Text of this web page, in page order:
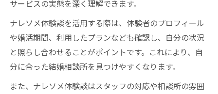
サービスの実態を深く理解できます。
ナレソメ体験談を活用する際は、体験者のプロフィール
や婚活期間、利用したプランなども確認し、自分の状況
と照らし合わせることがポイントです。これにより、自
分に合った結婚相談所を見つけやすくなります。
また、ナレソメ体験談はスタッフの対応や相談所の雰囲